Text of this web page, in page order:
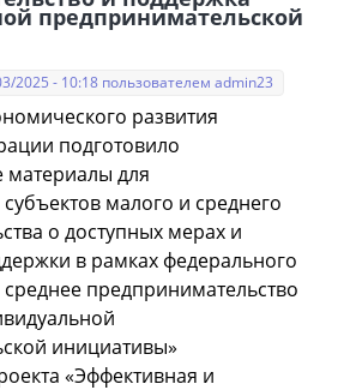
предпринимательской
2025 - 10:18 пользователемadmin23
развития
подготовило
материалы для
малого и среднего
о доступных мерах и
в рамках федерального
предпринимательство
инициативы»
«Эффективная и